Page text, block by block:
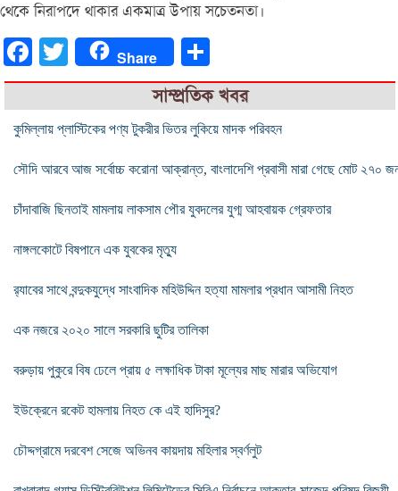
থে‌কে নিরাপ‌দে থাকার একমাত্র উপায় স‌চেতনতা।
FacebookTwitter Share
সাম্প্রতিক খবর
কুমিল্লায় প্লাস্টিকের পণ্য টুকরীর ভিতর লুকিয়ে মাদক পরিবহন
সৌদি আরবে আজ সর্বোচ্চ করোনা আক্রান্ত, বাংলাদেশি প্রবাসী মারা গেছে মোট ২৭০
চাঁদাবাজি ছিনতাই মামলায় লাকসাম পৌর যুবদলের যুগ্ম আহবায়ক গ্রেফতার
নাঙ্গলকোটে বিষপানে এক যুবকের মৃত্যু
র‌্যাবের সাথে বন্দুকযুদ্ধে সাংবাদিক মহিউদ্দিন হত্যা মামলার প্রধান আসামী নিহত
এক নজরে ২০২০ সালে সরকারি ছুটির তালিকা
বরুড়ায় পুকুরে বিষ ঢেলে প্রায় ৫ লক্ষাধিক টাকা মূল্যের মাছ মারার অভিযোগ
ইউক্রেনে রকেট হামলায় নিহত কে এই হাদিসুর?
চৌদ্দগ্রামে দরবেশ সেজে অভিনব কায়দায় মহিলার স্বর্ণলুট